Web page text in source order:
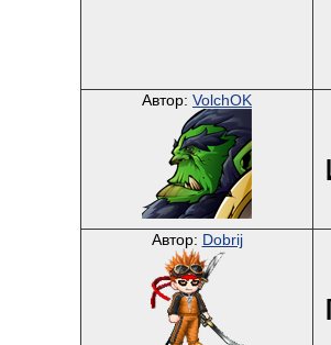
Автор: VolchOK
Автор: Dobrij